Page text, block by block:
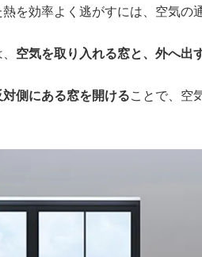
を効率よく逃がすには、空気の
空気を取り入れる窓と、外へ出
側にある窓を開けることで、空